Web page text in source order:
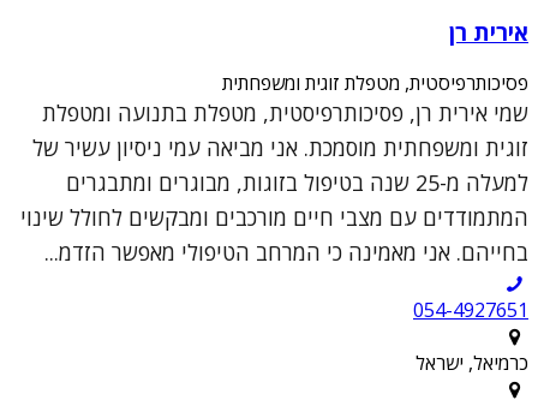
אירית רן
פסיכותרפיסטית, מטפלת זוגית ומשפחתית
שמי אירית רן, פסיכותרפיסטית, מטפלת בתנועה ומטפלת
זוגית ומשפחתית מוסמכת. אני מביאה עמי ניסיון עשיר של
למעלה מ-25 שנה בטיפול בזוגות, מבוגרים ומתבגרים
המתמודדים עם מצבי חיים מורכבים ומבקשים לחולל שינוי
בחייהם. אני מאמינה כי המרחב הטיפולי מאפשר הזדמ...
054-4927651
כרמיאל, ישראל